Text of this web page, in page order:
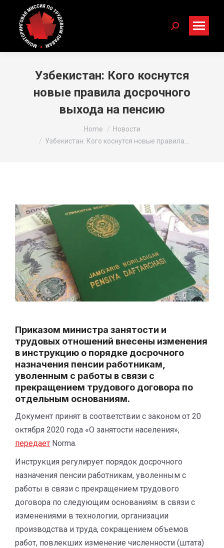
Search:
Узбекистан: Кого коснутся
новые правила досрочного
выхода на пенсию
Home
Новости
Узбекистан: Кого коснутся новые правила…
Приказом министра занятости и
трудовых отношений внесены изменения
в инструкцию о порядке досрочного
назначения пенсии работникам,
уволенным с работы в связи с
прекращением трудового договора по
отдельным основаниям.
Документ принят в соответствии с законом от 20
октября 2020 года «О занятости населения»,
передает Norma.
Инструкция регулирует порядок досрочного
назначения пенсии работникам, уволенным с
работы в связи с прекращением трудового
договора по следующим основаниям: в связи с
изменениями в технологии, организации
производства и труда, сокращением объемов
работ, повлекших изменение численности (штата)